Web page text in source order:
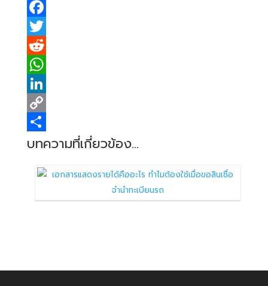
F
a
c
e
b
o
o
T
w
t
t
e
R
e
d
d
i
W
h
a
t
L
n
C
oSบทความที่เกี่ยวข้อง...